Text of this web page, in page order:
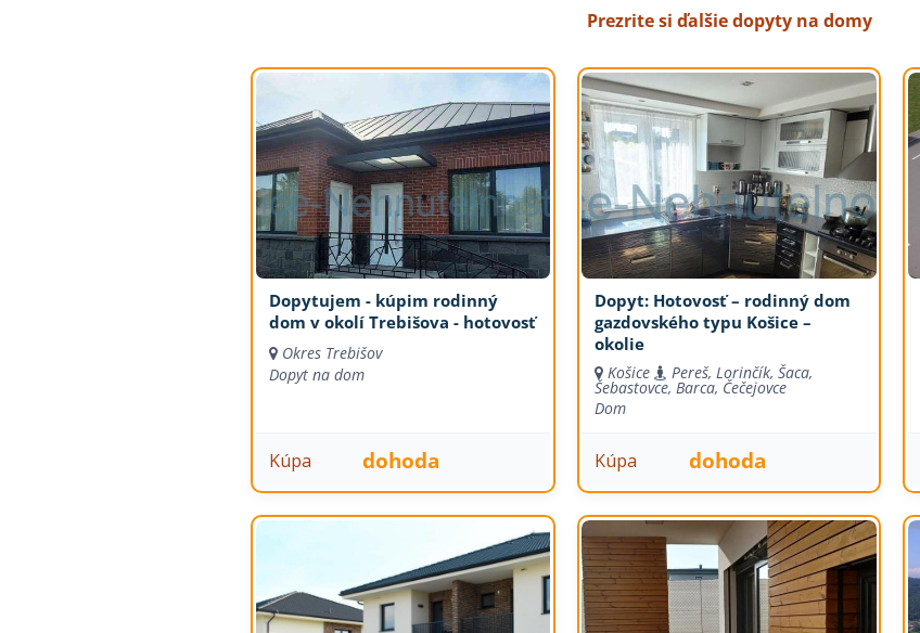
Prezrite si ďalšie dopyty na domy
Dopytujem - kúpim rodinný
dom v okolí Trebišova - hotovosť
Okres Trebišov
Dopyt na dom
Kúpa dohoda
Dopyt: Hotovosť – rodinný dom
gazdovského typu Košice –
okolie
Košice Pereš, Lorinčík, Šaca,
Šebastovce, Barca, Čečejovce
Dom
Kúpa dohoda